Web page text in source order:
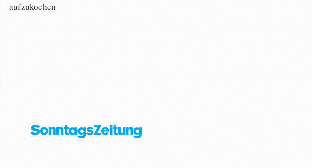
aufzukochen